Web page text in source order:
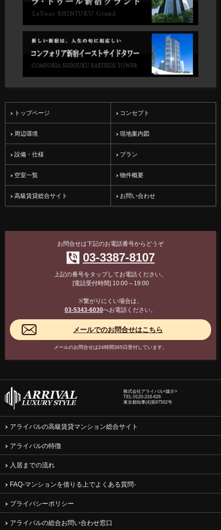
トップページ コンセプト
周辺環境 現地案内図
設備・仕様 プラン
空室一覧 物件概要
高級賃貸総合サイト お問い合わせ
お問合せは下記のお電話番号からどうぞ
03-3387-8107
上記の番号をタップしてお電話ください。
[電話受付時間] 10:00～19:00
※繋がりにくい場合は、
03-5343-6030へお電話ください。
メールのお問合せは24時間365日受付しています。
株式会社アライバル<媒介>
TEL:0120-216-626
東京都知事(4)第87502号
アライバルの高級賃貸マンション総合サイト
アライバルの特徴
入居までの流れ
FAQ-マンションを借りる上でよくある質問-
プライバシーポリシー
アライバルの総合お問い合わせ窓口